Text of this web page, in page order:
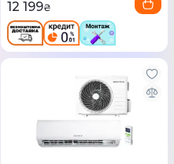
12 199₴